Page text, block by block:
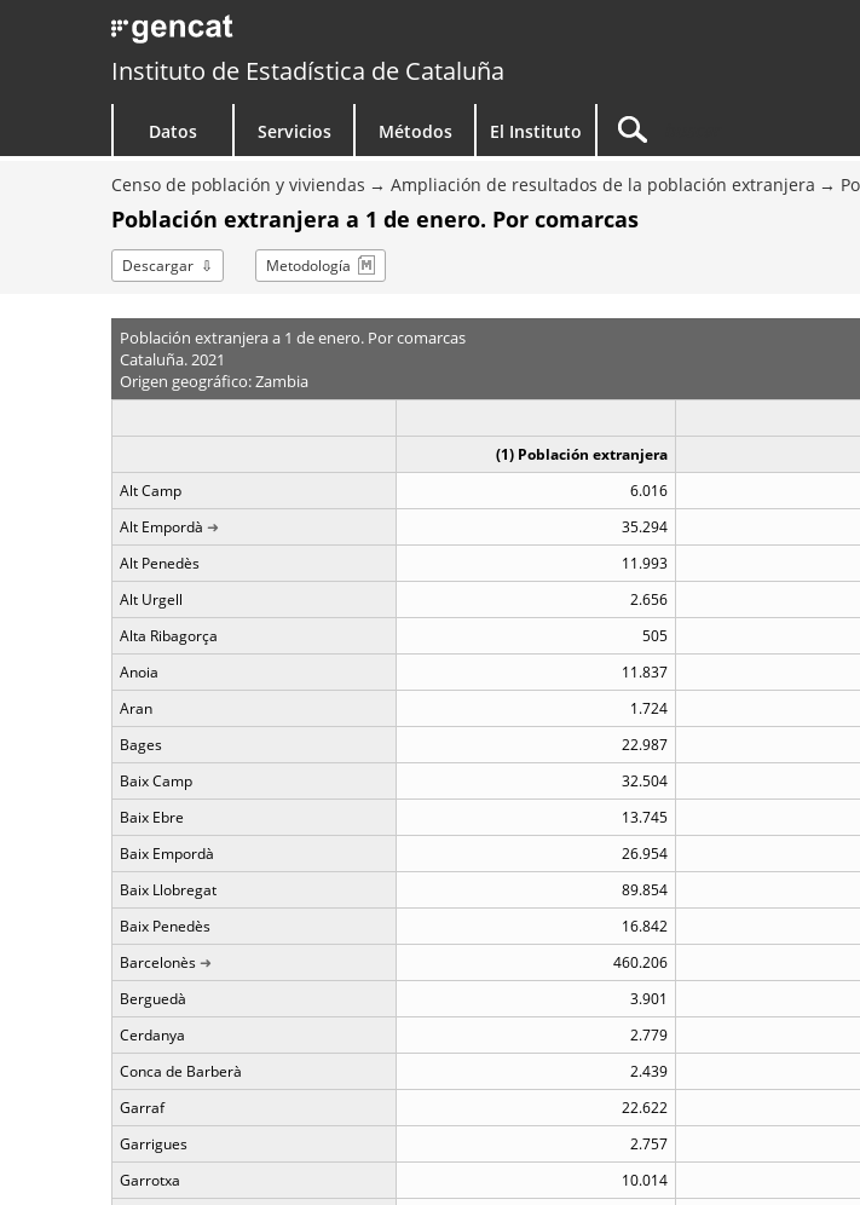
Instituto de Estadística de Cataluña
Datos Servicios Métodos El Instituto
Censo de población y viviendas Ampliación de resultados de la población extranjera
Población extranjera a 1 de enero. Por comarcas
Descargar Metodología
Población extranjera a 1 de enero. Por comarcas
Cataluña. 2021
Origen geográfico: Zambia
(1) Población extranjera
Alt Camp
6.016
Alt Empordà
35.294
Alt Penedès
11.993
Alt Urgell
2.656
Alta Ribagorça
505
Anoia
11.837
Aran
1.724
Bages
22.987
Baix Camp
32.504
Baix Ebre
13.745
Baix Empordà
26.954
Baix Llobregat
89.854
Baix Penedès
16.842
Barcelonès
460.206
Berguedà
3.901
Cerdanya
2.779
Conca de Barberà
2.439
Garraf
22.622
Garrigues
2.757
Garrotxa
10.014